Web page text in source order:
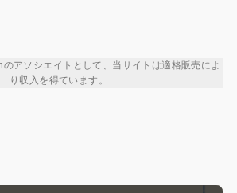
アソシエイトとして、当サイトは適格販売によ
り収入を得ています。